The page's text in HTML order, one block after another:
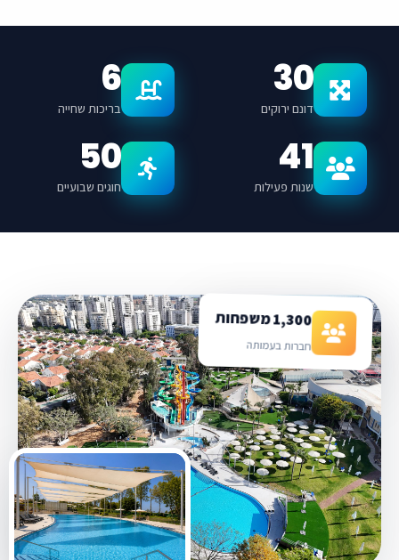
30
דונם ירוקים
6
בריכות שחייה
41
שנות פעילות
50
חוגים שבועיים
1,300 משפחות
חברות בעמותה